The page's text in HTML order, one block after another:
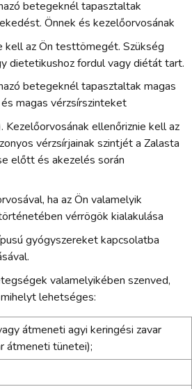
betegeknél tapasztaltak
Önnek és kezelőorvosának
kell az Ön testtömegét. Szükség
dietetikushoz fordul vagy diétát tart.
betegeknél tapasztaltak magas
magas vérzsírszinteket
Kezelőorvosának ellenőriznie kell az
vérzsírjainak szintjét a Zalasta
előtt és akezelés során
ha az Ön valamelyik
vérrögök kialakulása
gyógyszereket kapcsolatba
valamelyikében szenved,
lehetséges:
átmeneti agyi keringési zavar
átmeneti tünetei);